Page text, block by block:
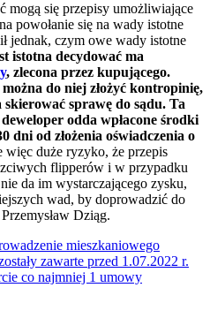
mogą się przepisy umożliwiające
powołanie się na wady istotne
jednak, czym owe wady istotne
istotna decydować ma
, zlecona przez kupującego.
można do niej złożyć kontropinię,
sprawę do sądu. Ta
odda wpłacone środki
dni od złożenia oświadczenia o
więc duże ryzyko, że przepis
flipperów i w przypadku
da im wystarczającego zysku,
wad, by doprowadzić do
Dziąg.
mieszkaniowego
zawarte przed 1.07.2022 r.
co najmniej 1 umowy